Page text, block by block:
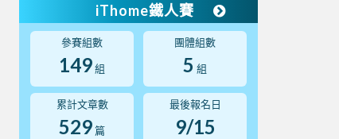
iThome鐵人賽
參賽組數
149組
團體組數
5 組
累計文章數
529 篇
最後報名日
9/15